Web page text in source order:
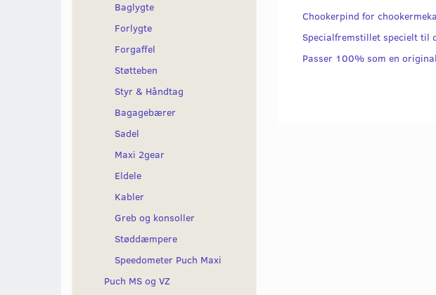
Baglygte
Forlygte
Forgaffel
Støtteben
Styr & Håndtag
Bagagebærer
Sadel
Maxi 2gear
Eldele
Kabler
Greb og konsoller
Støddæmpere
Speedometer Puch Maxi
Puch MS og VZ
Chookerpind for
Specialfremstillet specielt til
Passer 100% som en original